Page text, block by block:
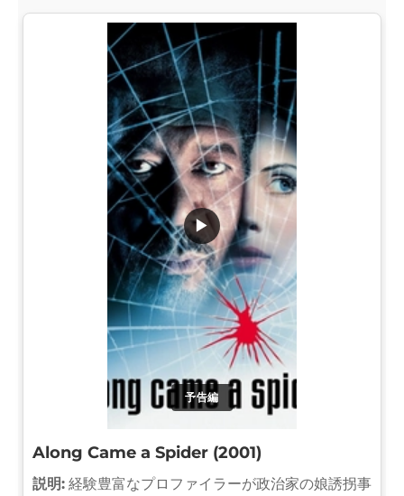
予告編
▶
Along Came a Spider (2001)
説明: 経験豊富なプロファイラーが政治家の娘誘拐事